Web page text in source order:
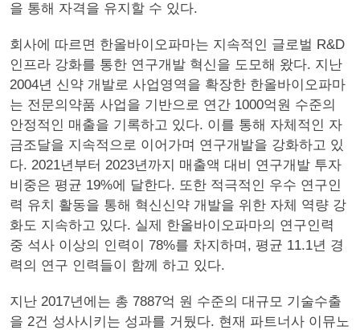
을 통해 자격을 유지할 수 있다.
회사에 따르면 한올바이오파마는 지속적인 글로벌 R&D
인프라 강화를 통한 연구개발 혁신을 도모해 왔다. 지난
2004년 신약 개발로 사업영역을 확장한 한올바이오파마
는 전문의약품 사업을 기반으로 연간 1000억원 수준의
안정적인 매출을 기록하고 있다. 이를 통해 자체적인 자
금조달을 지속적으로 이어가며 연구개발을 강화하고 있
다. 2021년부터 2023년까지 매출액 대비 연구개발 투자
비중은 평균 19%에 달한다. 또한 적극적인 우수 연구인
력 유치 활동을 통해 혁신신약 개발을 위한 자체 역량 강
화도 지속하고 있다. 실제 한올바이오파마의 연구인력
중 석사 이상의 인력이 78%를 차지하며, 평균 11.1년 경
력의 연구 인력들이 함께 하고 있다.
지난 2017년에는 총 7887억 원 수준의 대규모 기술수출
을 2건 성사시키는 성과를 거뒀다. 현재 파트너사 이뮤노